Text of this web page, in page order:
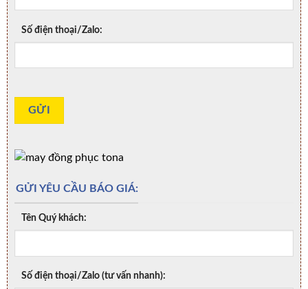
Số điện thoại/Zalo:
GỬI YÊU CẦU BÁO GIÁ:
Tên Quý khách:
Số điện thoại/Zalo (tư vấn nhanh):